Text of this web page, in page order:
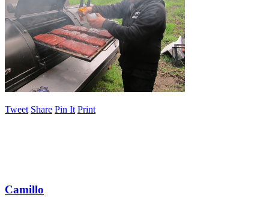
Tweet Share Pin It Print
Camillo